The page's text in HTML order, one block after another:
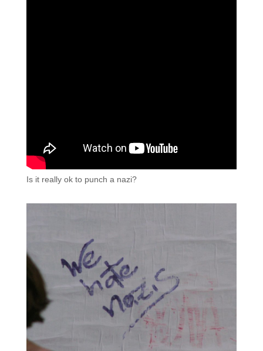
Is it really ok to punch a nazi?